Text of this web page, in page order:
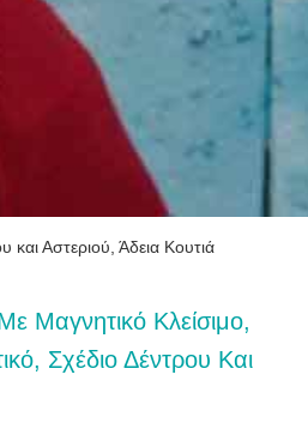
Αστεριού, Άδεια Κουτιά
Μαγνητικό Κλείσιμο,
Σχέδιο Δέντρου Και